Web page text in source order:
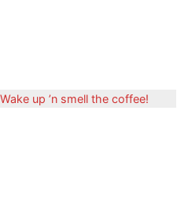
Wake up ’n smell the coffee!